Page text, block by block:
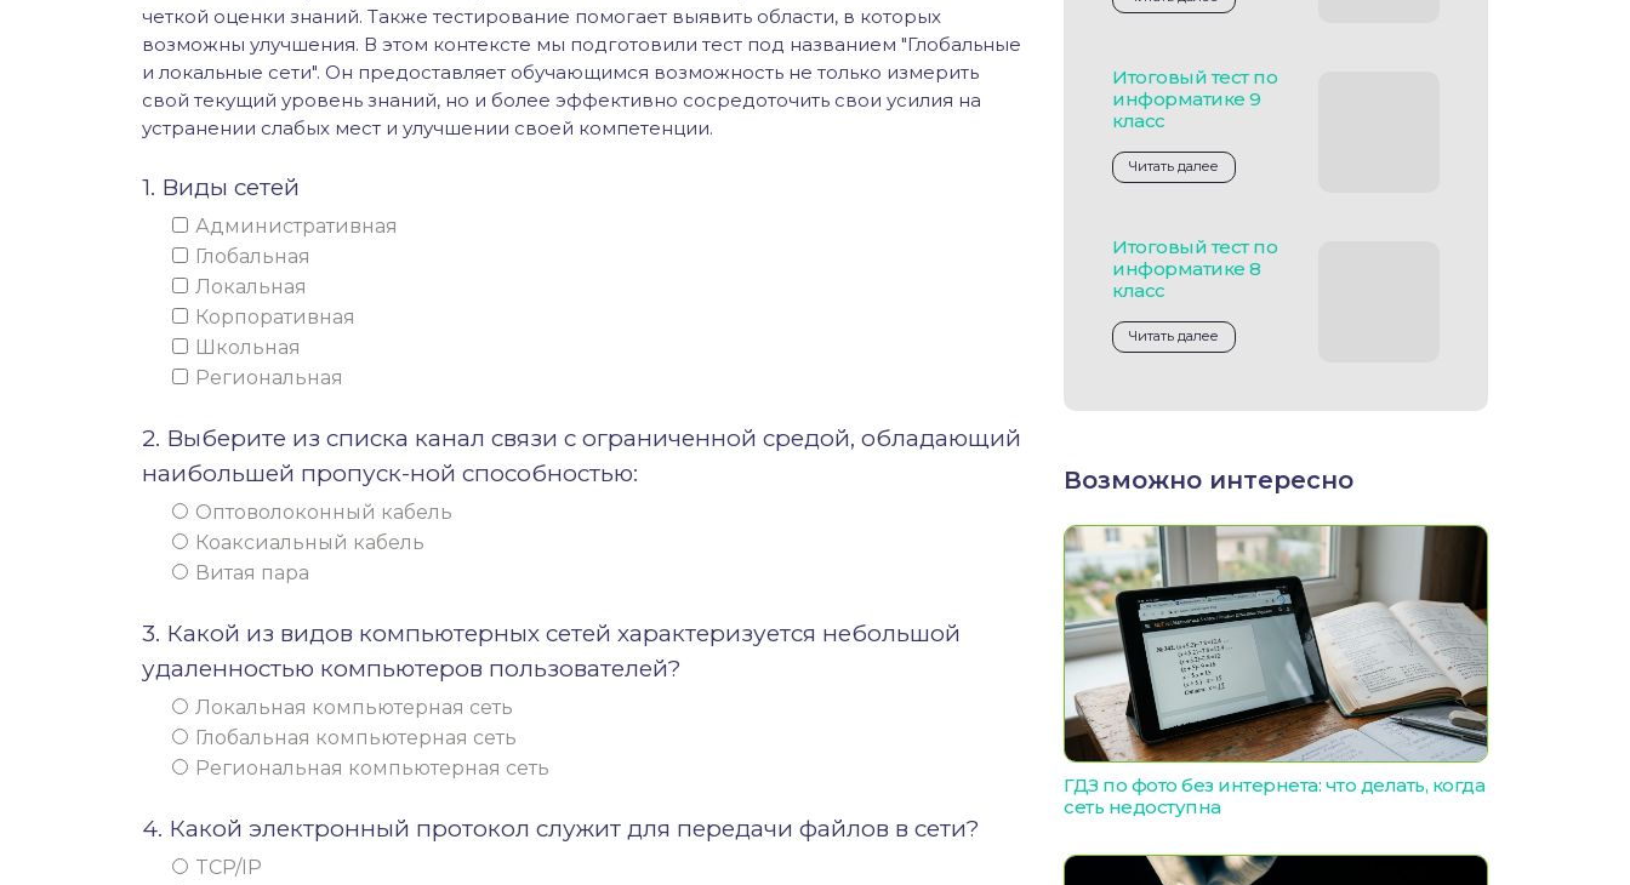
четкой оценки знаний. Также тестирование помогает выявить области, в которых
возможны улучшения. В этом контексте мы подготовили тест под названием "Глобальные
и локальные сети". Он предоставляет обучающимся возможность не только измерить
свой текущий уровень знаний, но и более эффективно сосредоточить свои усилия на
устранении слабых мест и улучшении своей компетенции.
1. Виды сетей
Административная
Глобальная
Локальная
Корпоративная
Школьная
Региональная
2. Выберите из списка канал связи с ограниченной средой, обладающий
наибольшей пропуск-ной способностью:
Оптоволоконный кабель
Коаксиальный кабель
Витая пара
3. Какой из видов компьютерных сетей характеризуется небольшой
удаленностью компьютеров пользователей?
Локальная компьютерная сеть
Глобальная компьютерная сеть
Региональная компьютерная сеть
4. Какой электронный протокол служит для передачи файлов в сети?
TCP/IP
Итоговый тест по
информатике 9
класс
Читать далее
Итоговый тест по
информатике 8
класс
Читать далее
Возможно интересно
ГДЗ по фото без интернета: что делать, когда
сеть недоступна